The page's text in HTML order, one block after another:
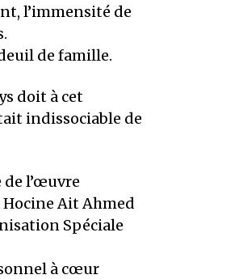
l’immensité de
de famille.
doit à cet
indissociable de
l’œuvre
Ait Ahmed
Spéciale
à cœur